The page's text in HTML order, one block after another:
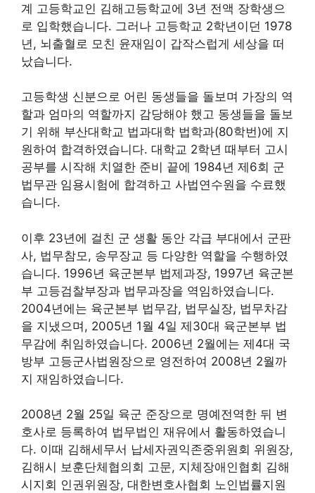
계 고등학교인 김해고등학교에 3년 전액 장학생으
로 입학했습니다. 그러나 고등학교 2학년이던 1978
년, 뇌출혈로 모친 윤재임이 갑작스럽게 세상을 떠
났습니다.
고등학생 신분으로 어린 동생들을 돌보며 가장의 역
할과 엄마의 역할까지 감당해야 했고 동생들을 돌보
기 위해 부산대학교 법과대학 법학과(80학번)에 지
원하여 합격하였습니다. 대학교 2학년 때부터 고시
공부를 시작해 치열한 준비 끝에 1984년 제6회 군
법무관 임용시험에 합격하고 사법연수원을 수료했
습니다.
이후 23년에 걸친 군 생활 동안 각급 부대에서 군판
사, 법무참모, 송무장교 등 다양한 역할을 수행하였
습니다. 1996년 육군본부 법제과장, 1997년 육군본
부 고등검찰부장과 법무과장을 역임하였습니다.
2004년에는 육군본부 법무감, 법무실장, 법무차감
을 지냈으며, 2005년 1월 4일 제30대 육군본부 법
무감에 취임하였습니다. 2006년 2월에는 제4대 국
방부 고등군사법원장으로 영전하여 2008년 2월까
지 재임하였습니다.
2008년 2월 25일 육군 준장으로 명예전역한 뒤 변
호사로 등록하여 법무법인 재유에서 활동하였습니
다. 이때 김해세무서 납세자권익존중위원회 위원장,
김해시 보훈단체협의회 고문, 지체장애인협회 김해
시지회 인권위원장, 대한변호사협회 노인법률지원